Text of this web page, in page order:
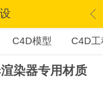
C4D模型 C4D工
染器专用材质